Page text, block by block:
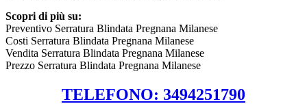
Scopri di più su:
Preventivo Serratura Blindata Pregnana Milanese
Costi Serratura Blindata Pregnana Milanese
Vendita Serratura Blindata Pregnana Milanese
Prezzo Serratura Blindata Pregnana Milanese
TELEFONO: 3494251790